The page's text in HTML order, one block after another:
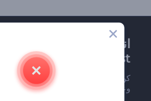
انضم إلى نشرة
Renderforest الإخبارية
كن من بين أوائل من يستلمون أحدث
وعروضنا